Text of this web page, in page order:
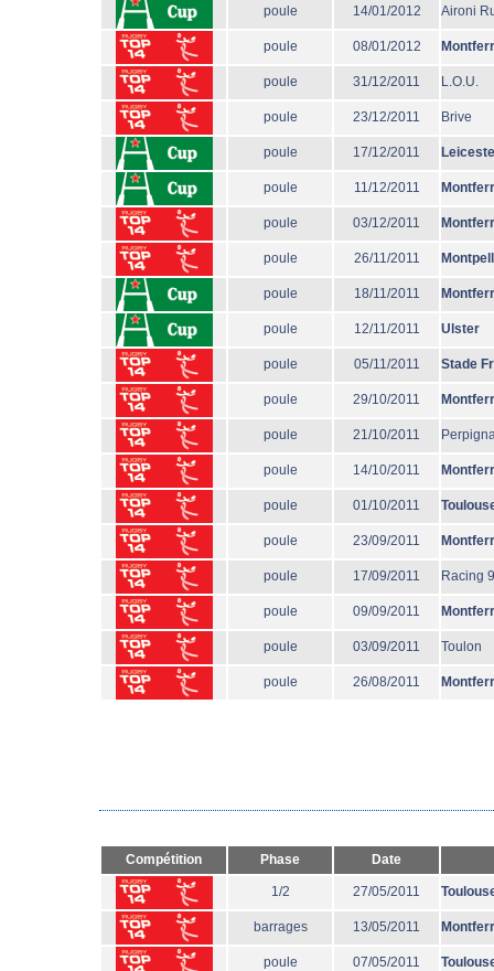
poule 14/01/2012 Aironi
poule 08/01/2012
poule 31/12/2011 L.O.U.
poule 23/12/2011 Brive
poule 17/12/2011
poule 11/12/2011
poule 03/12/2011
poule 26/11/2011
poule 18/11/2011
poule 12/11/2011 Ulster
poule 05/11/2011 Stade
poule 29/10/2011
poule 21/10/2011
poule 14/10/2011
poule 01/10/2011
poule 23/09/2011
poule 17/09/2011 Racing
poule 09/09/2011
poule 03/09/2011 Toulon
poule 26/08/2011
Compétition Phase Date
1/2 27/05/2011
barrages 13/05/2011
poule 07/05/2011